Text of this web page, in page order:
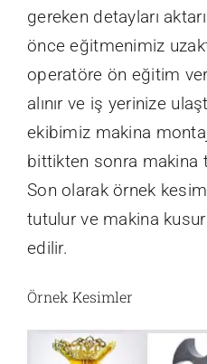
gereken detayları
önce eğitmenimiz
operatöre ön eğitim
alınır ve iş yerinize
ekibimiz makina
bittikten sonra makina
Son olarak örnek
tutulur ve makina
edilir.
Örnek Kesimler